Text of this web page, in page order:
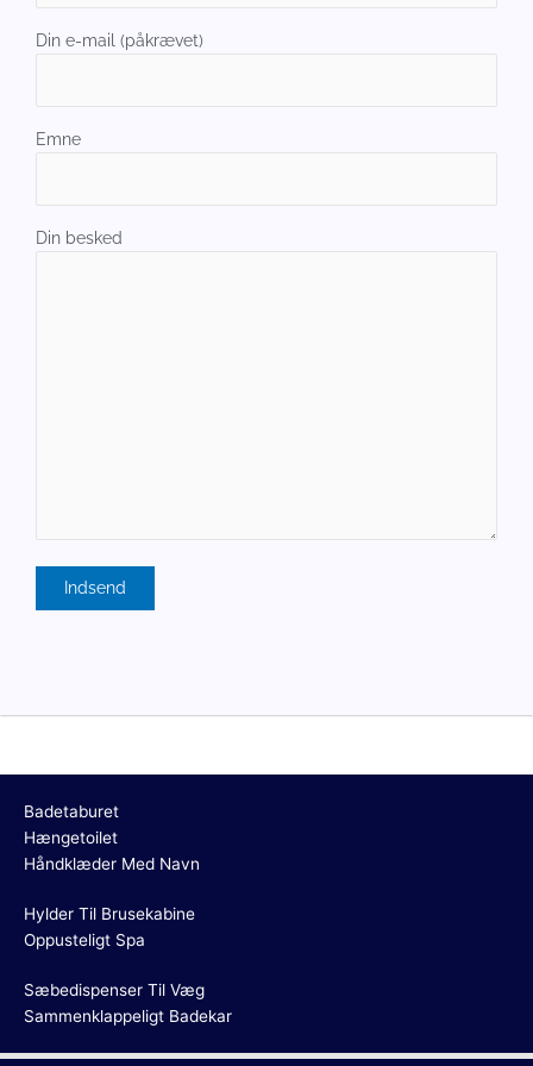
Din e-mail (påkrævet)
Emne
Din besked
Badetaburet
Hængetoilet
Håndklæder Med Navn
Hylder Til Brusekabine
Oppusteligt Spa
Sæbedispenser Til Væg
Sammenklappeligt Badekar